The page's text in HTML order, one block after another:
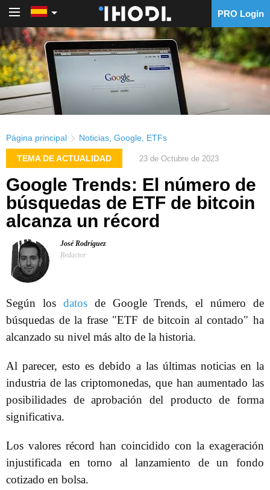
PRO Login
Página principal Noticias Google ETFs
TEMA DE ACTUALIDAD 23 de Octubre de 2023
Google Trends: El número de
búsquedas de ETF de bitcoin
alcanza un récord
José Rodríguez
Redactor
Según los datosde Google Trends, el número de
búsquedas de la frase "ETF de bitcoin al contado" ha
alcanzado su nivel más alto de la historia.
Al parecer, esto es debido a las últimas noticias en la
industria de las criptomonedas, que han aumentado las
posibilidades de aprobación del producto de forma
significativa.
Los valores récord han coincidido con la exageración
injustificada en torno al lanzamiento de un fondo
cotizado en bolsa.